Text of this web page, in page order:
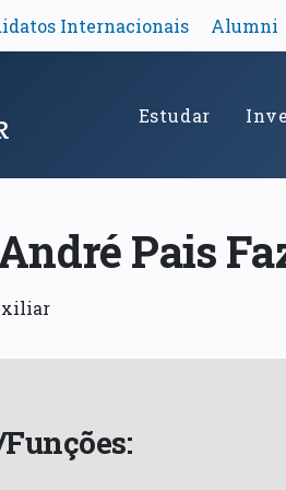
Internacionais Alumni
Estudar
Pais